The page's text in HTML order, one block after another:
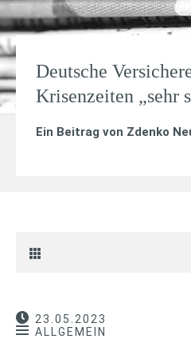
Deutsche
Krisenzeiten „sehr
Ein Beitrag von Zdenko
23.05.2023
ALLGEMEIN